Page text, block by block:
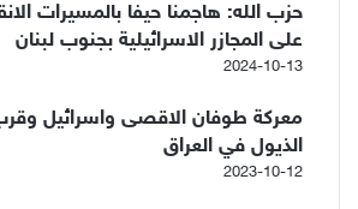
eا
م
حزب الله: هاجمنا حيفا بالمسيرات
على المجازر الاسرائيلية بجنوب لبنان
2024-10-13
معركة طوفان الاقصى واسرائيل
الذيول في العراق
2023-10-12